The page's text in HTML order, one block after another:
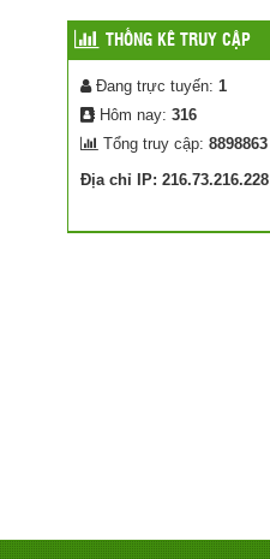
THỐNG KÊ TRUY CẬP
Đang trực tuyến: 1
Hôm nay: 316
Tổng truy cập: 8898863
Địa chỉ IP: 216.73.216.228